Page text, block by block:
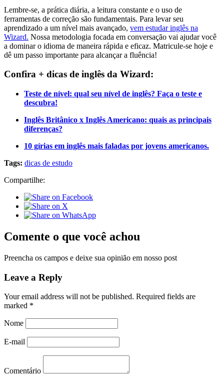
Lembre-se, a prática diária, a leitura constante e o uso de
ferramentas de correção são fundamentais. Para levar seu
aprendizado a um nível mais avançado, vem estudar inglês na
Wizard. Nossa metodologia focada em conversação vai ajudar você
a dominar o idioma de maneira rápida e eficaz. Matricule-se hoje e
dê um passo importante para alcançar a fluência!
Confira + dicas de inglês da Wizard:
Teste de nível: qual seu nível de inglês? Faça o teste e
descubra!
Inglês Britânico x Inglês Americano: quais as principais
diferenças?
10 gírias em inglês mais faladas por jovens americanos.
Tags: dicas de estudo
Compartilhe:
Comente o que você achou
Preencha os campos e deixe sua opinião em nosso post
Leave a Reply
Your email address will not be published. Required fields are
marked *
Nome
E-mail
Comentário